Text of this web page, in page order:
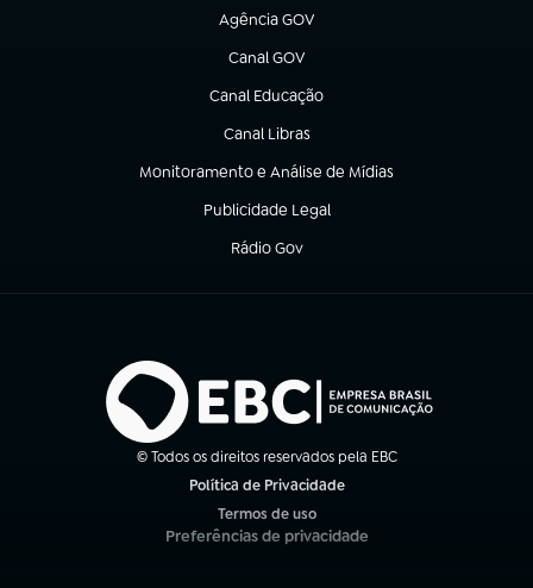
Agência GOV
(abre em nova aba)
Canal GOV
(abre em nova aba)
Canal Educação
(abre em nova aba)
Canal Libras
(abre em nova aba)
Monitoramento e Análise de Mídias
(abre em nova aba)
Publicidade Legal
(abre em nova aba)
Rádio Gov
(abre em nova aba)
© Todos os direitos reservados pela EBC
Política de Privacidade
Termos de uso
(abre em nova aba)
Preferências de privacidade